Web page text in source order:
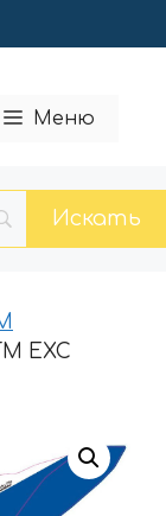
Меню
EXC